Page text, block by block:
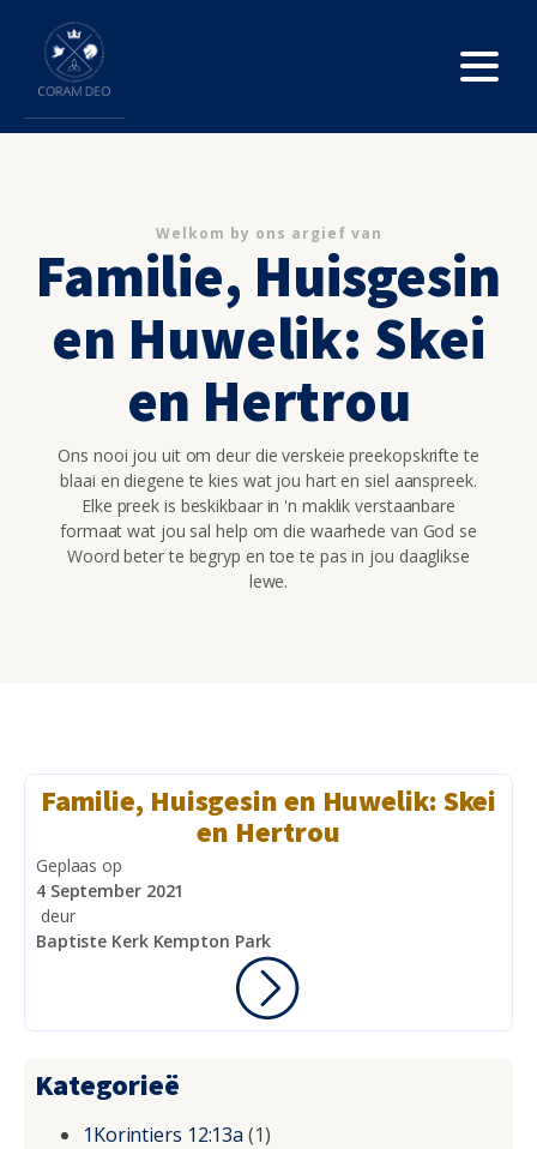
Welkom by ons argief van
Familie, Huisgesin
en Huwelik: Skei
en Hertrou
Ons nooi jou uit om deur die verskeie preekopskrifte te
blaai en diegene te kies wat jou hart en siel aanspreek.
Elke preek is beskikbaar in 'n maklik verstaanbare
formaat wat jou sal help om die waarhede van God se
Woord beter te begryp en toe te pas in jou daaglikse
lewe.
Familie, Huisgesin en Huwelik: Skei
en Hertrou
Geplaas op
4 September 2021
deur
Baptiste Kerk Kempton Park
Kategorieë
1Korintiers 12:13a (1)